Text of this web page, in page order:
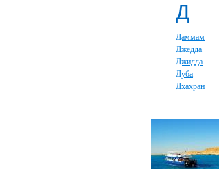
Д
Даммам
Джедда
Джидда
Дуба
Дхахран